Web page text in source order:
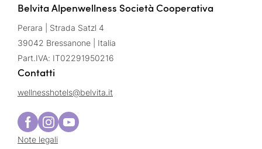
Belvita Alpenwellness Società Cooperativa
Perara | Strada Satzl 4
39042 Bressanone | Italia
Part.IVA: IT02291950216
Contatti
wellnesshotels@belvita.it
Note legali